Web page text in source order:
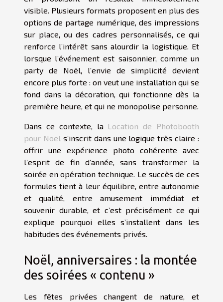
visible. Plusieurs formats proposent en plus des
options de partage numérique, des impressions
sur place, ou des cadres personnalisés, ce qui
renforce l’intérêt sans alourdir la logistique. Et
lorsque l’événement est saisonnier, comme un
party de Noël, l’envie de simplicité devient
encore plus forte : on veut une installation qui se
fond dans la décoration, qui fonctionne dès la
première heure, et qui ne monopolise personne.
Dans ce contexte, la Location de Photobooth
pour Noel s’inscrit dans une logique très claire :
offrir une expérience photo cohérente avec
l’esprit de fin d’année, sans transformer la
soirée en opération technique. Le succès de ces
formules tient à leur équilibre, entre autonomie
et qualité, entre amusement immédiat et
souvenir durable, et c’est précisément ce qui
explique pourquoi elles s’installent dans les
habitudes des événements privés.
Noël, anniversaires : la montée
des soirées « contenu »
Les fêtes privées changent de nature, et